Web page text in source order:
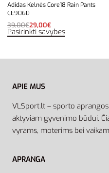
Adidas Kelnės Core18 Rain Pants
CE9060
39,00€29,00€
Pasirinkti savybes
APIE MUS
VLSport.lt – sporto
aktyviam gyvenimo būdui.
vyrams, moterims bei
APRANGA